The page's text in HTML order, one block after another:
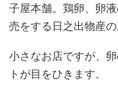
子屋本舗。鶏卵、卵
売をする日之出物産の
小さなお店ですが、
トが目をひきます。